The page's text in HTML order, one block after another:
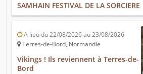
SAMHAIN FESTIVAL DE LA SORCIERE
A lieu du 22/08/2026 au 23/08/2026
Terres-de-Bord, Normandie
Vikings ! Ils reviennent à Terres-de-
Bord